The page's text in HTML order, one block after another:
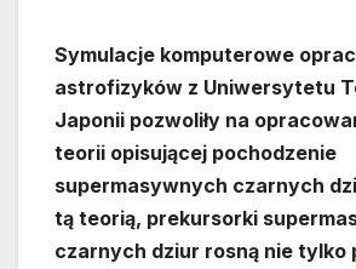
Symulacje komputerowe
astrofizyków z Uniwersytetu
Japonii pozwoliły na
teorii opisującej pochodzenie
supermasywnych czarnych
tą teorią, prekursorki
czarnych dziur rosną nie tylko